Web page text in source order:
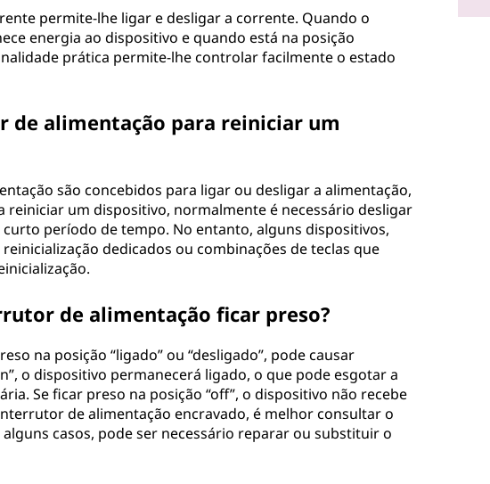
permite-lhe ligar e desligar a corrente. Quando o
energia ao dispositivo e quando está na posição
prática permite-lhe controlar facilmente o estado
alimentação para reiniciar um
são concebidos para ligar ou desligar a alimentação,
reiniciar um dispositivo, normalmente é necessário desligar
período de tempo. No entanto, alguns dispositivos,
dedicados ou combinações de teclas que
de alimentação ficar preso?
na posição “ligado” ou “desligado”, pode causar
o dispositivo permanecerá ligado, o que pode esgotar a
Se ficar preso na posição “off”, o dispositivo não recebe
de alimentação encravado, é melhor consultar o
casos, pode ser necessário reparar ou substituir o